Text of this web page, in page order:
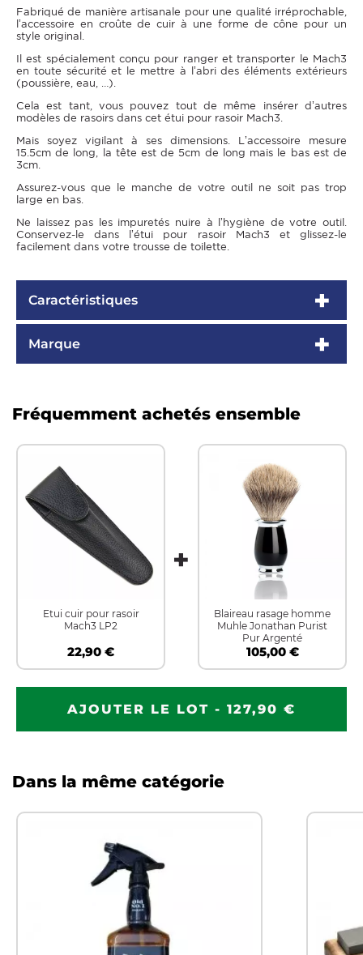
Fabriqué de manière artisanale pour une qualité irréprochable,
l’accessoire en croûte de cuir à une forme de cône pour un
style original.
Il est spécialement conçu pour ranger et transporter le Mach3
en toute sécurité et le mettre à l’abri des éléments extérieurs
(poussière, eau, …).
Cela est tant, vous pouvez tout de même insérer d’autres
modèles de rasoirs dans cet étui pour rasoir Mach3.
Mais soyez vigilant à ses dimensions. L’accessoire mesure
15.5cm de long, la tête est de 5cm de long mais le bas est de
3cm.
Assurez-vous que le manche de votre outil ne soit pas trop
large en bas.
Ne laissez pas les impuretés nuire à l’hygiène de votre outil.
Conservez-le dans l’étui pour rasoir Mach3 et glissez-le
facilement dans votre trousse de toilette.
Caractéristiques
Marque
Fréquemment achetés ensemble
Etui cuir pour rasoir
Mach3 LP2
22,90 €
Blaireau rasage homme
Muhle Jonathan Purist
Pur Argenté
105,00 €
AJOUTER LE LOT - 127,90 €
Dans la même catégorie